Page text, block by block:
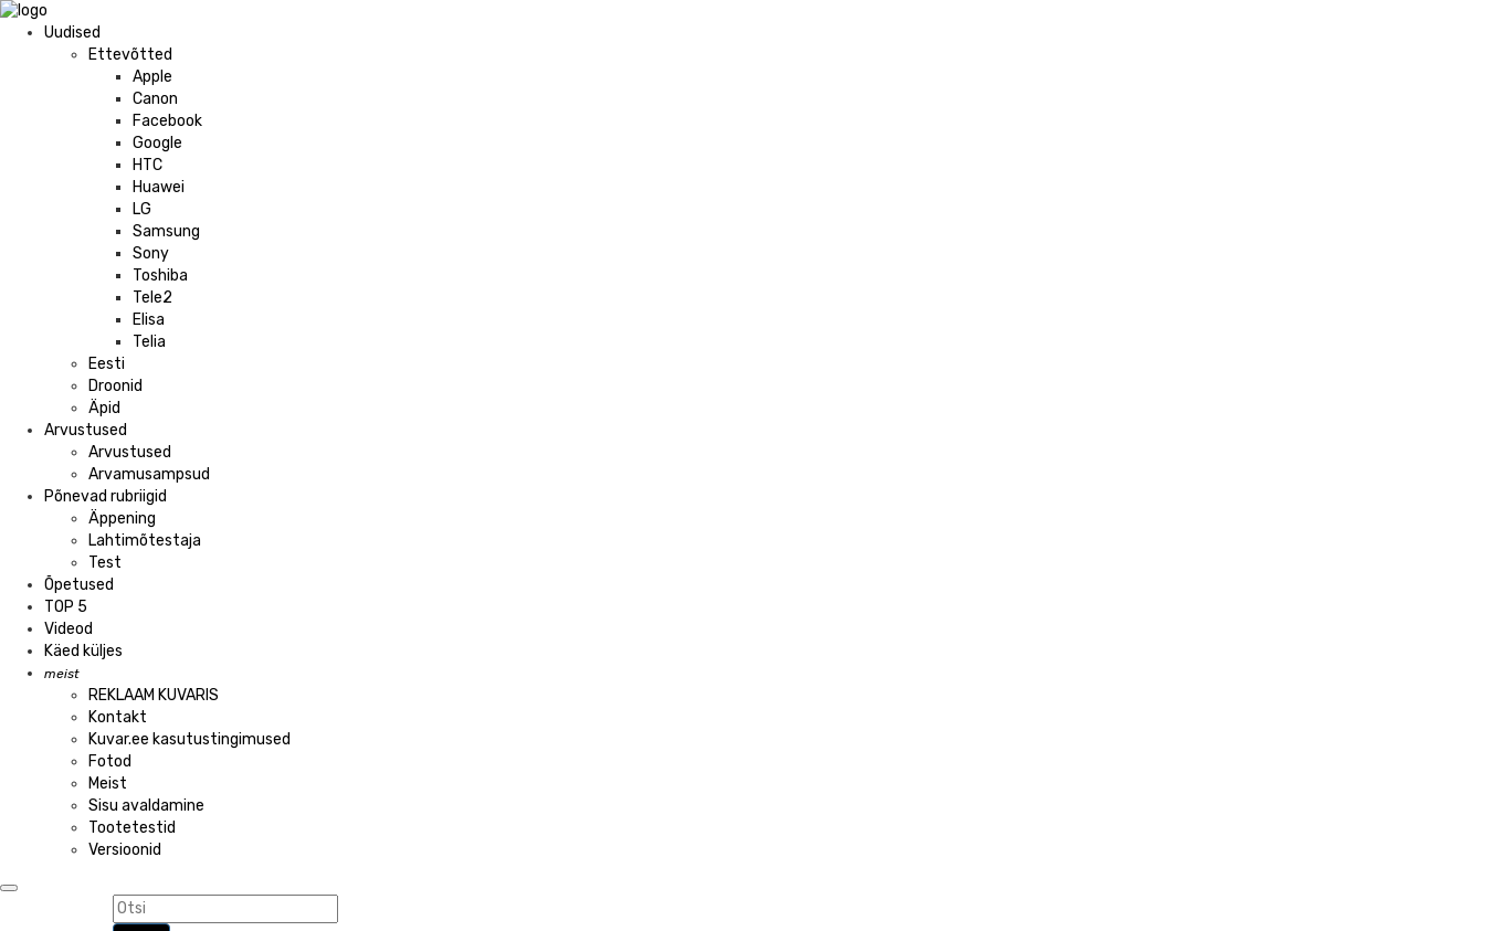
Uudised
Ettevõtted
Apple
Canon
Facebook
Google
HTC
Huawei
LG
Samsung
Sony
Toshiba
Tele2
Elisa
Telia
Eesti
Droonid
Äpid
Arvustused
Arvustused
Arvamusampsud
Põnevad rubriigid
Äppening
Lahtimõtestaja
Test
Õpetused
TOP 5
Videod
Käed küljes
meist
REKLAAM KUVARIS
Kontakt
Kuvar.ee kasutustingimused
Fotod
Meist
Sisu avaldamine
Tootetestid
Versioonid